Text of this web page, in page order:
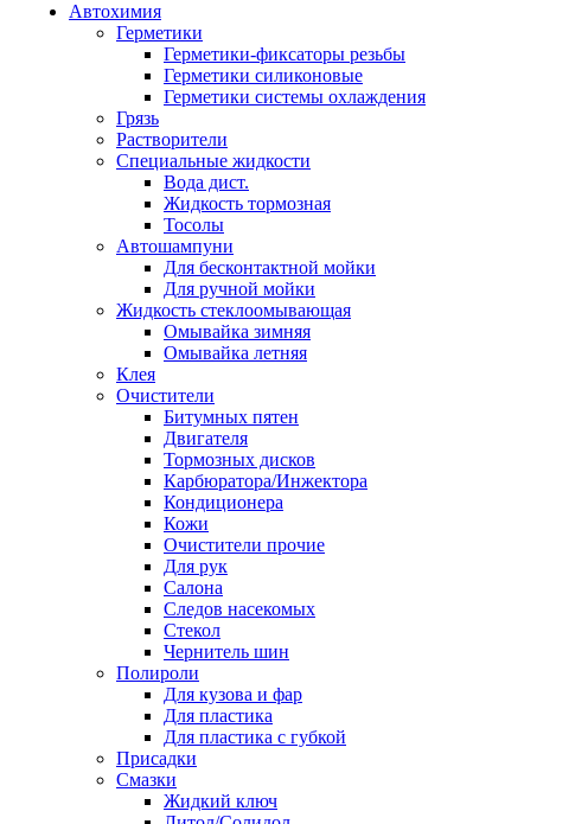
Автохимия
Герметики
Герметики-фиксаторы резьбы
Герметики силиконовые
Герметики системы охлаждения
Грязь
Растворители
Специальные жидкости
Вода дист.
Жидкость тормозная
Тосолы
Автошампуни
Для бесконтактной мойки
Для ручной мойки
Жидкость стеклоомывающая
Омывайка зимняя
Омывайка летняя
Клея
Очистители
Битумных пятен
Двигателя
Тормозных дисков
Карбюратора/Инжектора
Кондиционера
Кожи
Очистители прочие
Для рук
Салона
Следов насекомых
Стекол
Чернитель шин
Полироли
Для кузова и фар
Для пластика
Для пластика с губкой
Присадки
Смазки
Жидкий ключ